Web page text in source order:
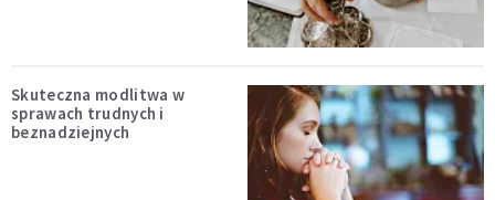
Skuteczna modlitwa w
sprawach trudnych i
beznadziejnych